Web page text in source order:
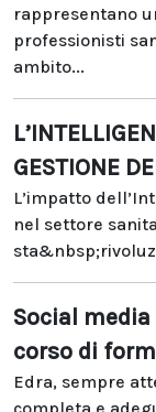
rappresentano
professionisti
ambito...
GESTIONE
L’impatto
nel settore
Social
corso di
Edra, sempre